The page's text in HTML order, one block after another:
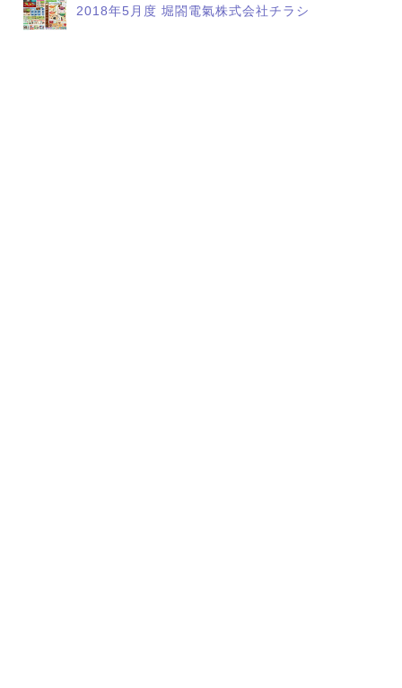
2018年5月度 堀閤電氣株式会社チラシ